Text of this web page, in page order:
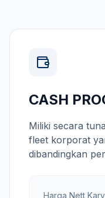
CASH
Miliki secara
fleet korporat
dibandingkan
Harga Nett